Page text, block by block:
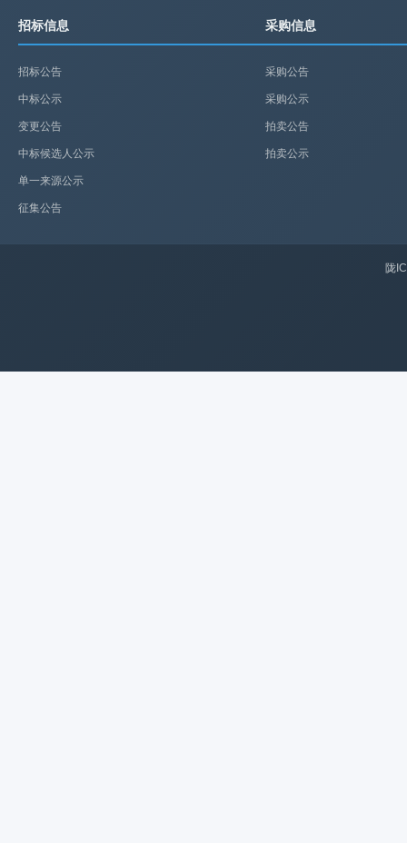
招标信息
招标公告
中标公示
变更公告
中标候选人公示
单一来源公示
征集公告
采购信息
采购公告
采购公示
拍卖公告
拍卖公示
陇